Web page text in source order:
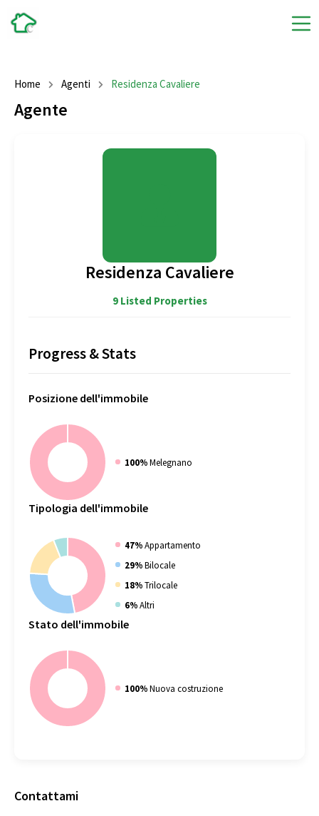
Home Agenti Residenza Cavaliere
Agente
Residenza Cavaliere
9 Listed Properties
Progress & Stats
Posizione dell'immobile
100%Melegnano
Tipologia dell'immobile
47%Appartamento
29%Bilocale
18%Trilocale
6%Altri
Stato dell'immobile
100%Nuova costruzione
Contattami